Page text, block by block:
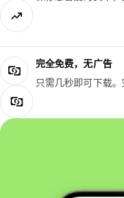
完全免费，无广告
只需几秒即可下载。